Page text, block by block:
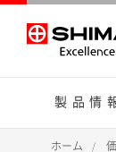
製品情
ホーム